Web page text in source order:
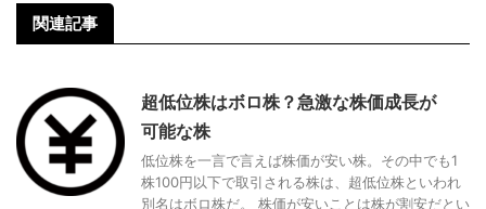
関連記事
超低位株はボロ株？急激な株価成長が
可能な株
低位株を一言で言えば株価が安い株。その中でも1
株100円以下で取引される株は、超低位株といわれ
別名はボロ株だ。 株価が安いことは株が割安だとい